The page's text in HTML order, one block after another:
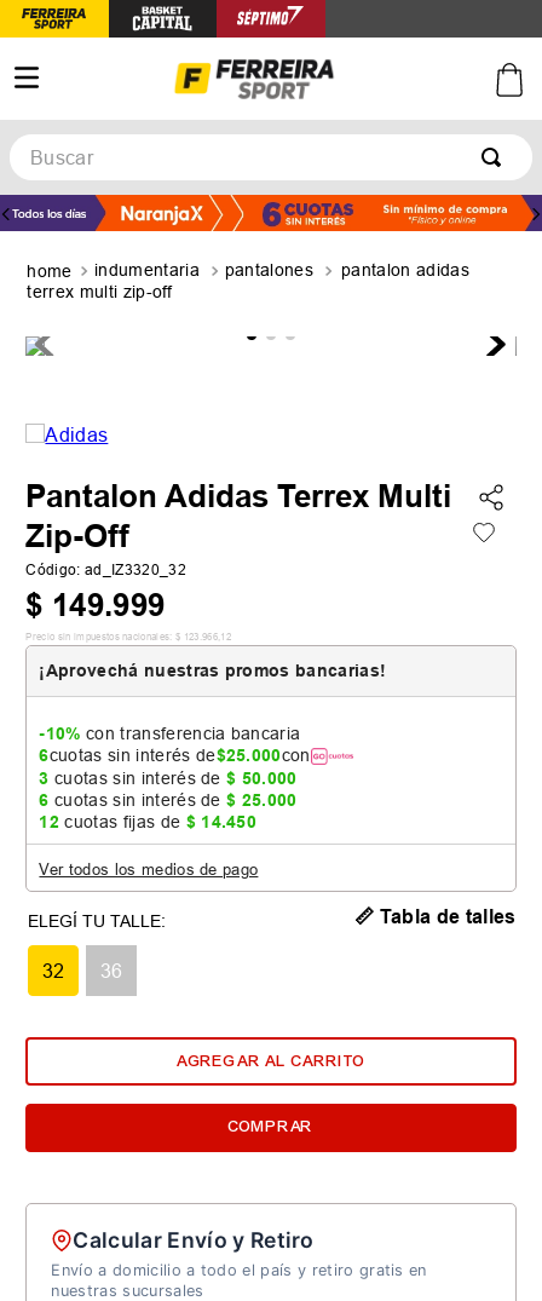
Buscar
TÉRMINOS MÁS BUSCADOS
2.
basquet
indumentaria pantalones
pantalon adidas
terrex multi zip-off
Pantalon Adidas Terrex Multi
Zip-Off
Código: ad_IZ3320_32
$ 149.999
Precio sin impuestos nacionales: $ 123 .966,12
¡Aprovechá nuestras promos bancarias!
-10% con transferencia bancaria
6cuotas sin interés de$25.000con
3 cuotas sin interés de$ 50.000
6 cuotas sin interés de$ 25.000
12 cuotas fijas de $ 14.450
Ver todos los medios de pago
32 36
📏 Tabla de talles
AGREGAR AL CARRITO
COMPRAR
Calcular Envío y Retiro
Envío a domicilio a todo el país y retiro gratis en
nuestras sucursales